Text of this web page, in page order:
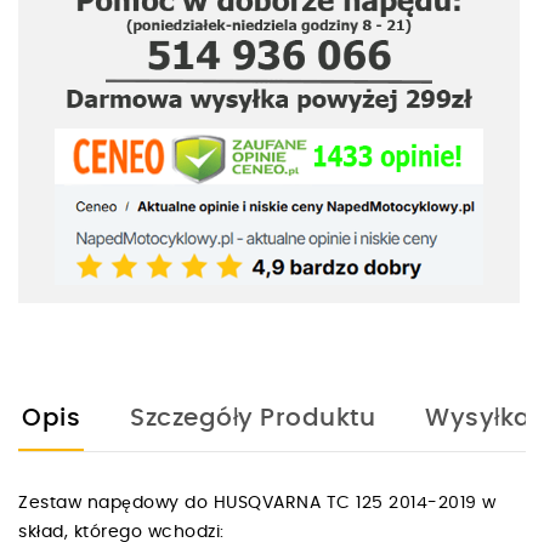
Opis Szczegóły Produktu Wysyłka
Zestaw napędowy do HUSQVARNA TC 125 2014-2019 w
skład, którego wchodzi: